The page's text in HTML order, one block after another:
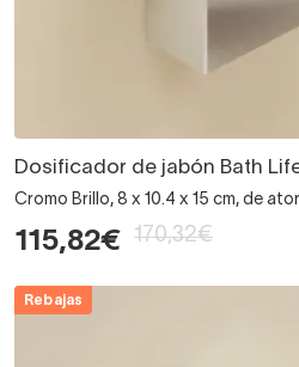
Dosificador de jabón Bath
Cromo Brillo, 8 x 10.4 x 15 cm, de
115,82€ 170,32€
Rebajas